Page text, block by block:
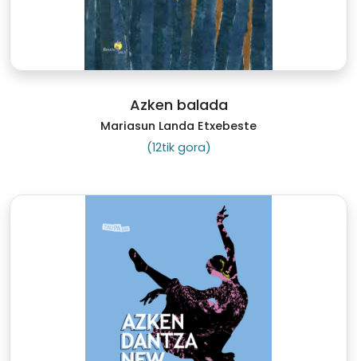
Azken balada
Mariasun Landa Etxebeste
(12tik gora)